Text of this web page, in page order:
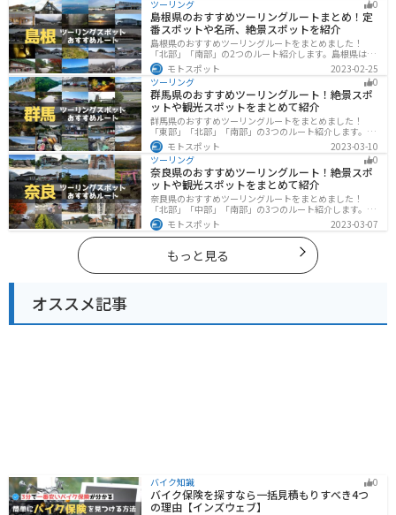
行く際は参考にしてください。
ツーリング
0
島根県のおすすめツーリングルートまとめ！定
番スポットや名所、絶景スポットを紹介
島根県のおすすめツーリングルートをまとめました！
「北部」「南部」の2つのルート紹介します。島根県は、
海と山が近く、1日で全然違う景色を堪能することができ
ます。バイクで島根県にツーリングに行く際は参考にし
てください。
モトスポット
2023-02-25
ツーリング
0
群馬県のおすすめツーリングルート！絶景スポ
ットや観光スポットをまとめて紹介
群馬県のおすすめツーリングルートをまとめました！
「東部」「北部」「南部」の3つのルート紹介します。草
津温泉や伊香保温泉など全国でも有名な温泉や豊かな自
然を満喫するツーリングができます。バイクで群馬県に
ツーリングに行く際は参考にしてください。
モトスポット
2023-03-10
ツーリング
0
奈良県のおすすめツーリングルート！絶景スポ
ットや観光スポットをまとめて紹介
奈良県のおすすめツーリングルートをまとめました！
「北部」「中部」「南部」の3つのルート紹介します。歴
史のある神社寺院が多数あり、自然豊かや山々、グルメ
を満喫するツーリングができます。バイクで奈良県にツ
ーリングに行く際は参考にしてください。
モトスポット 2023-03-07
もっと見る
オススメ記事
バイク知識 0
バイク保険を探すなら一括見積もりすべき4つ
の理由【インズウェブ】